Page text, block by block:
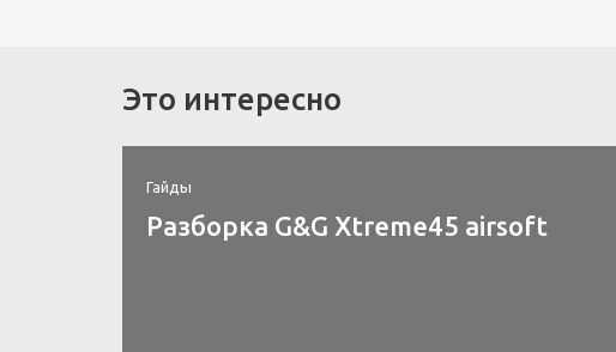
Это интересно
Гайды
Разборка G&G Xtreme45 airsoft